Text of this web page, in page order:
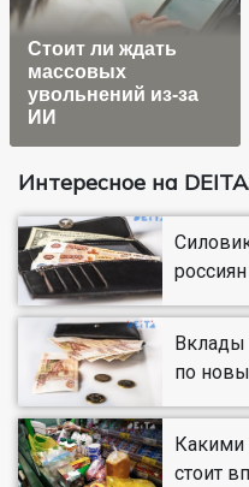
Стоит ли ждать
массовых
увольнений из-за
ИИ
Интересное на
Вклады
по
Какими
стоит